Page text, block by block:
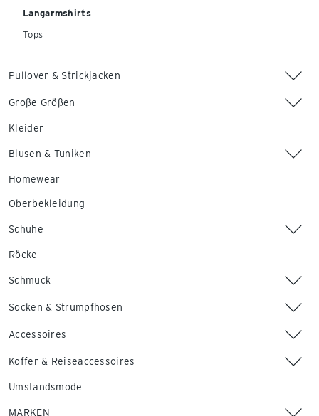
Langarmshirts
Tops
Pullover & Strickjacken
Große Größen
Kleider
Blusen & Tuniken
Homewear
Oberbekleidung
Schuhe
Röcke
Schmuck
Socken & Strumpfhosen
Accessoires
Koffer & Reiseaccessoires
Umstandsmode
MARKEN